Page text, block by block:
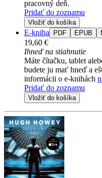
pracovný deň.
Pridať do zoznamu
Vložiť do košíka
E-kniha PDF EPUB
19,60 €
Ihneď na stiahnutie
Máte čítačku, tablet
budete ju mať hneď a
informácii o e-knihách
Pridať do zoznamu
Vložiť do košíka